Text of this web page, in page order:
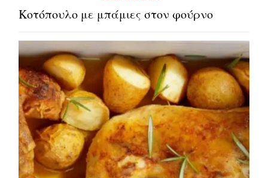
Κοτόπουλο με μπάμιες στον φούρνο